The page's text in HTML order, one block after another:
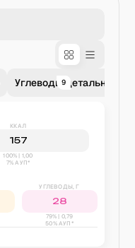
Углеводы детально
9
ККАЛ
157
100% | 1,00
7% АУП*
УГЛЕВОДЫ, Г
28
79% | 0,79
50% АУП*